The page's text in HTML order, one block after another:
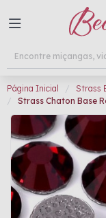
Página Inicial
Strass
Strass Chaton Base